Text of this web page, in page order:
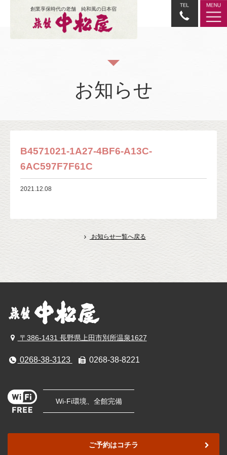
創業享保時代の老舗 純和風の日本宿
お知らせ
B4571021-1A27-4BF6-A13C-
6AC597F7F61C
2021.12.08
お知らせ一覧へ戻る
〒386-1431 長野県上田市別所温泉1627
0268-38-3123 0268-38-8221
Wi-Fi環境、全館完備
ご予約はコチラ